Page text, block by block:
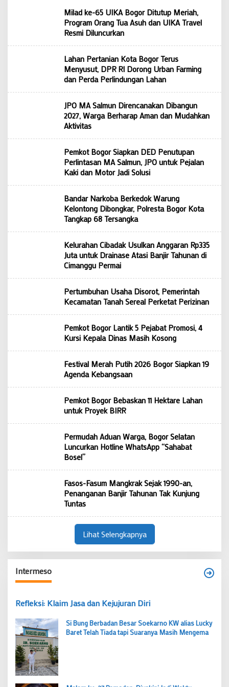
Milad ke-65 UIKA Bogor Ditutup Meriah,
Program Orang Tua Asuh dan UIKA Travel
Resmi Diluncurkan
Lahan Pertanian Kota Bogor Terus
Menyusut, DPR RI Dorong Urban Farming
dan Perda Perlindungan Lahan
JPO MA Salmun Direncanakan Dibangun
2027, Warga Berharap Aman dan Mudahkan
Aktivitas
Pemkot Bogor Siapkan DED Penutupan
Perlintasan MA Salmun, JPO untuk Pejalan
Kaki dan Motor Jadi Solusi
Bandar Narkoba Berkedok Warung
Kelontong Dibongkar, Polresta Bogor Kota
Tangkap 68 Tersangka
Kelurahan Cibadak Usulkan Anggaran Rp335
Juta untuk Drainase Atasi Banjir Tahunan di
Cimanggu Permai
Pertumbuhan Usaha Disorot, Pemerintah
Kecamatan Tanah Sereal Perketat Perizinan
Pemkot Bogor Lantik 5 Pejabat Promosi, 4
Kursi Kepala Dinas Masih Kosong
Festival Merah Putih 2026 Bogor Siapkan 19
Agenda Kebangsaan
Pemkot Bogor Bebaskan 11 Hektare Lahan
untuk Proyek BIRR
Permudah Aduan Warga, Bogor Selatan
Luncurkan Hotline WhatsApp “Sahabat
Bosel”
Fasos-Fasum Mangkrak Sejak 1990-an,
Penanganan Banjir Tahunan Tak Kunjung
Tuntas
Lihat Selengkapnya
Intermeso
Refleksi: Klaim Jasa dan Kejujuran Diri
Si Bung Berbadan Besar Soekarno KW alias Lucky
Baret Telah Tiada tapi Suaranya Masih Mengema